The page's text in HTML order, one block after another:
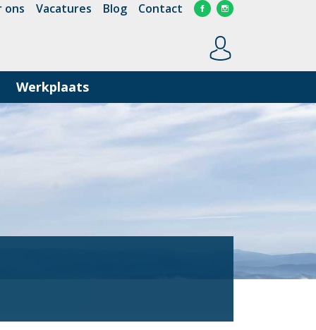
ons Vacatures Blog Contact
Werkplaats